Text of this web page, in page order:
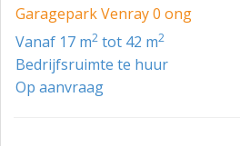
- Sanitaire voorziening met
- Zonnepanelen
- Uitgekiend lichtplan
- Brand- en inbraakbeveiliging
- Eigen brievenbus op het park
- Sectionale overheaddeur van
- Vier stroompunten
Garagepark Venray 0 ong
vanaf 17 m2 tot 42 m2
Bedrijfsruimte te huur
Op aanvraag